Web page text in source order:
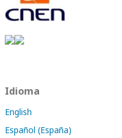
Idioma
English
Español (España)